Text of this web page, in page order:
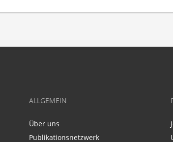
ALLGEMEIN
Über uns
Publikationsnetzwerk